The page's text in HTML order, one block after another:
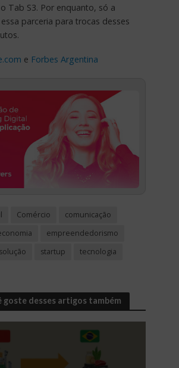
Tab S3. Por enquanto, só a
parceria para trocas desses
e Forbes Argentina
Comércio
comunicação
empreendedorismo
solução startup
tecnologia
goste desses artigos também